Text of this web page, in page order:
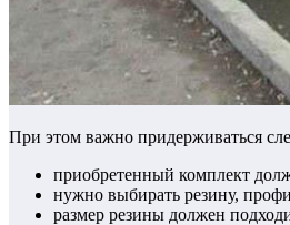
При этом важно придерживаться
приобретенный комплект
нужно выбирать резину,
размер резины должен